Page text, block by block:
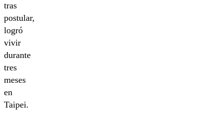
tras
postular,
logró
vivir
durante
tres
meses
en
Taipei.